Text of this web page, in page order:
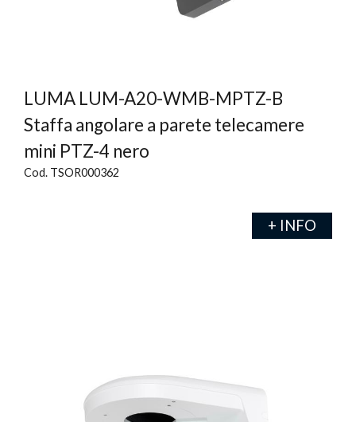
LUMA LUM-A20-WMB-MPTZ-B
Staffa angolare a parete telecamere
mini PTZ-4 nero
Cod. TSOR000362
+ INFO